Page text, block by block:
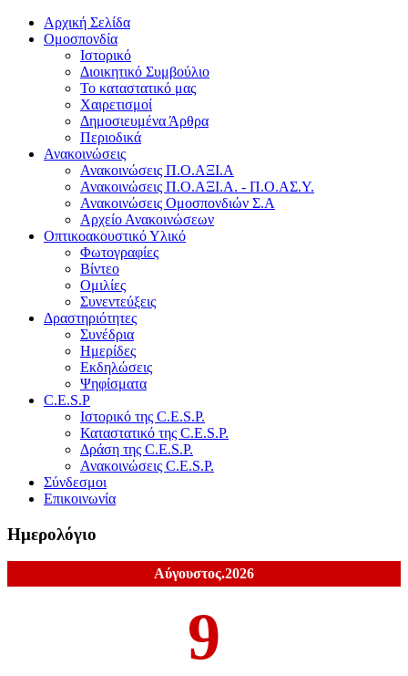
Αρχική Σελίδα
Ομοσπονδία
Ιστορικό
Διοικητικό Συμβούλιο
Το καταστατικό μας
Χαιρετισμοί
Δημοσιευμένα Άρθρα
Περιοδικά
Ανακοινώσεις
Ανακοινώσεις Π.Ο.ΑΞΙ.Α
Ανακοινώσεις Π.Ο.ΑΞΙ.Α. - Π.Ο.ΑΣ.Υ.
Ανακοινώσεις Ομοσπονδιών Σ.Α
Αρχείο Ανακοινώσεων
Οπτικοακουστικό Υλικό
Φωτογραφίες
Βίντεο
Ομιλίες
Συνεντεύξεις
Δραστηριότητες
Συνέδρια
Ημερίδες
Εκδηλώσεις
Ψηφίσματα
C.E.S.P
Ιστορικό της C.E.S.P.
Καταστατικό της C.E.S.P.
Δράση της C.E.S.P.
Ανακοινώσεις C.E.S.P.
Σύνδεσμοι
Επικοινωνία
Ημερολόγιο
Αύγουστος.2026
9